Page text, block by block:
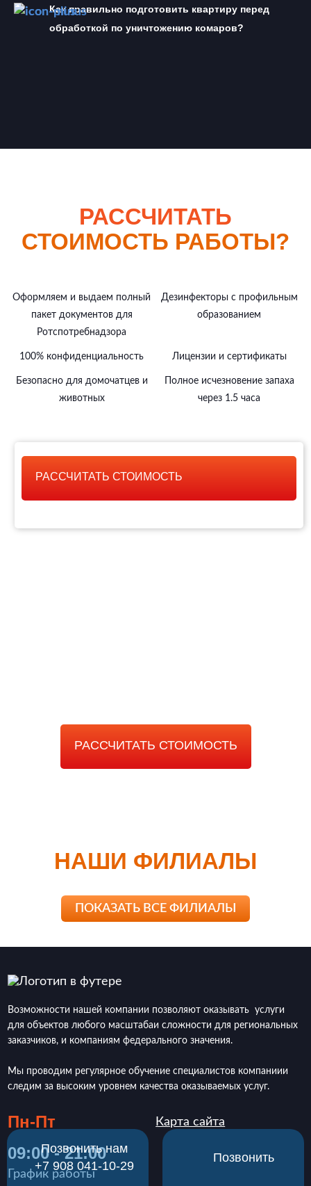
Позвонить нам
‪+7 908 041-10-29
Позвонить
Как правильно подготовить квартиру перед
обработкой по уничтожению комаров?
РАССЧИТАТЬ
СТОИМОСТЬ РАБОТЫ?
Оформляем и выдаем полный
пакет документов для
Ротспотребнадзора
Дезинфекторы с профильным
образованием
100% конфиденциальность Лицензии и сертификаты
Безопасно для домочатцев и
животных
Полное исчезновение запаха
через 1.5 часа
РАССЧИТАТЬ СТОИМОСТЬ
РАССЧИТАТЬ СТОИМОСТЬ
НАШИ ФИЛИАЛЫ
ПОКАЗАТЬ ВСЕ ФИЛИАЛЫ
Возможности нашей компании позволяют оказывать услуги
для объектов любого масштабаи сложности для региональных
заказчиков, и компаниям федерального значения.
Мы проводим регулярное обучение специалистов компаниии
следим за высоким уровнем качества оказываемых услуг.
Пн-Пт
09:00 - 21:00
График работы
Карта сайта